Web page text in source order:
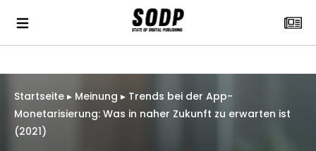
Startseite ▸ Meinung ▸ Trends bei der App-
Monetarisierung: Was in naher Zukunft zu erwarten ist
(2021)